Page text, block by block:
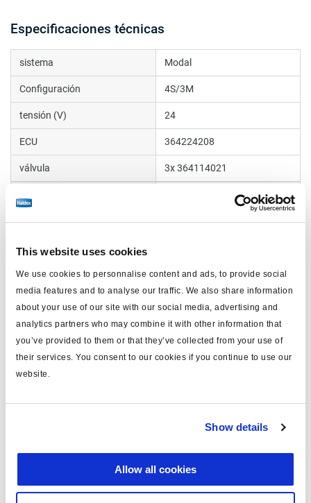
This website uses cookies
We use cookies to personnalise content and ads, to provide social
media features and to analyse our traffic. We also share information
about your use of our site with our social media, advertising and
analytics partners who may combine it with other information that
you’ve provided to them or that they’ve collected from your use of
their services. You consent to our cookies if you continue to use our
website.
Show details
Allow all cookies
Especificaciones técnicas
sistema Modal
Configuración 4S/3M
tensión (V) 24
ECU 364224208
válvula 3x 364114021
colector 950364018
Tipo de remolque
peso (kg) 0
Documentos
Vea todas las publicaciones relacionadas en nuestra
Biblioteca bibliográfica de productos